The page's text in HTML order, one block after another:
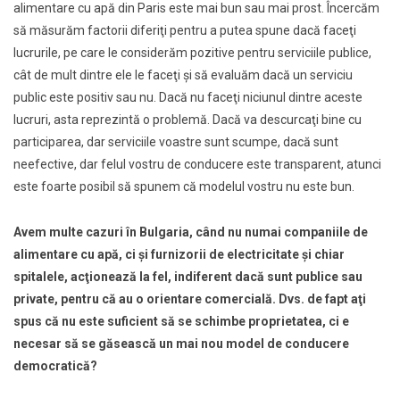
alimentare cu apă din Paris este mai bun sau mai prost. Încercăm
să măsurăm factorii diferiţi pentru a putea spune dacă faceţi
lucrurile, pe care le considerăm pozitive pentru serviciile publice,
cât de mult dintre ele le faceţi şi să evaluăm dacă un serviciu
public este positiv sau nu. Dacă nu faceţi niciunul dintre aceste
lucruri, asta reprezintă o problemă. Dacă va descurcaţi bine cu
participarea, dar serviciile voastre sunt scumpe, dacă sunt
neefective, dar felul vostru de conducere este transparent, atunci
este foarte posibil să spunem că modelul vostru nu este bun.
Avem multe cazuri în Bulgaria, când nu numai companiile de
alimentare cu apă, ci şi furnizorii de electricitate şi chiar
spitalele, acţionează la fel, indiferent dacă sunt publice sau
private, pentru că au o orientare comercială. Dvs. de fapt aţi
spus că nu este suficient să se schimbe proprietatea, ci e
necesar să se găsească un mai nou model de conducere
democratică?